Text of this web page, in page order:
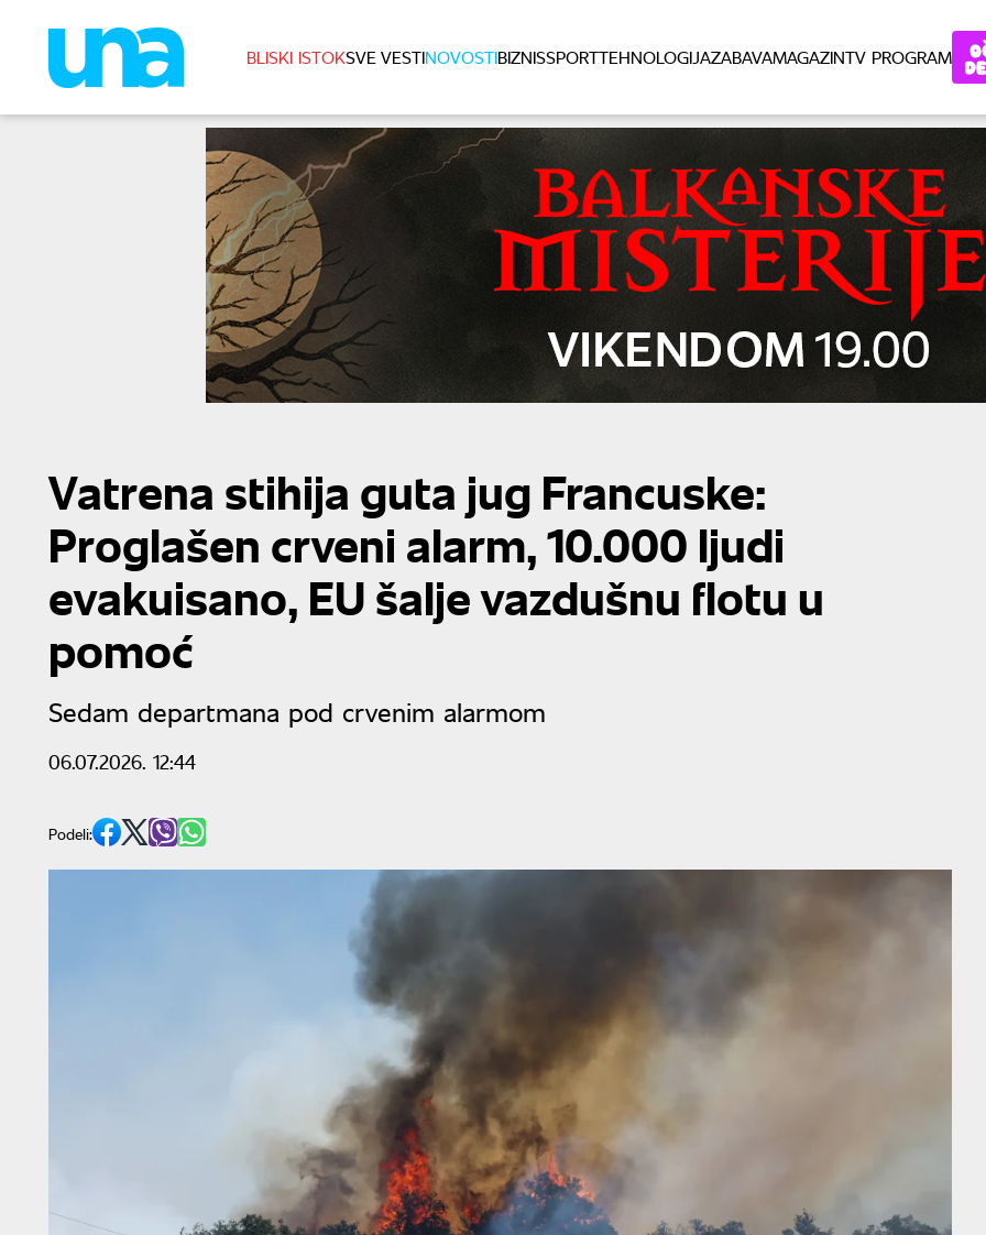
BLISKI ISTOKSVE VESTINOVOSTIBIZNISSPORTTEHNOLOGIJAZABAVAMAGAZINTV PROGRAM
Vatrena stihija guta jug Francuske:
Proglašen crveni alarm, 10.000 ljudi
evakuisano, EU šalje vazdušnu flotu u
pomoć
Sedam departmana pod crvenim alarmom
06.07.2026. 12:44
Podeli: